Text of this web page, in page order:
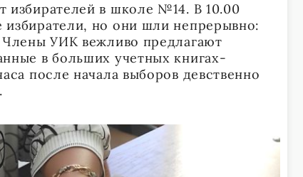
избирателей в школе №14. В 10.00
избиратели, но они шли непрерывно:
Члены УИК вежливо предлагают
в больших учетных книгах-
после начала выборов девственно